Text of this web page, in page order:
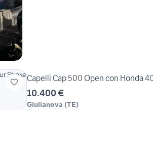
Capelli Cap 500 Open con Honda
10.400 €
Giulianova (TE)